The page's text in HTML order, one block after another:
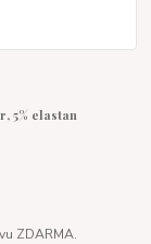
5% elastan
ZDARMA.